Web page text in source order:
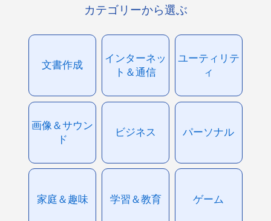
カテゴリーから選ぶ
文書作成
インターネッ
ト＆通信
ユーティリテ
ィ
画像＆サウン
ド
ビジネス パーソナル
家庭＆趣味 学習＆教育 ゲーム